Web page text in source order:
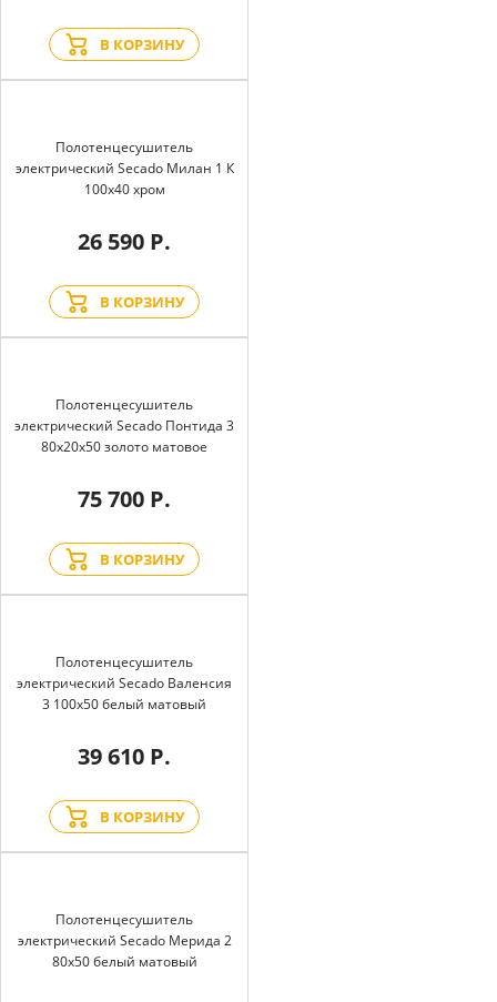
В КОРЗИНУ
Полотенцесушитель
электрический Secado Милан 1 К
100x40 хром
26 590 Р.
В КОРЗИНУ
Полотенцесушитель
электрический Secado Понтида 3
80x20x50 золото матовое
75 700 Р.
В КОРЗИНУ
Полотенцесушитель
электрический Secado Валенсия
3 100x50 белый матовый
39 610 Р.
В КОРЗИНУ
Полотенцесушитель
электрический Secado Мерида 2
80x50 белый матовый